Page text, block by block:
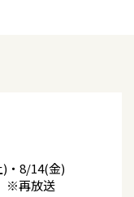
)・8/14(金)
※再放送